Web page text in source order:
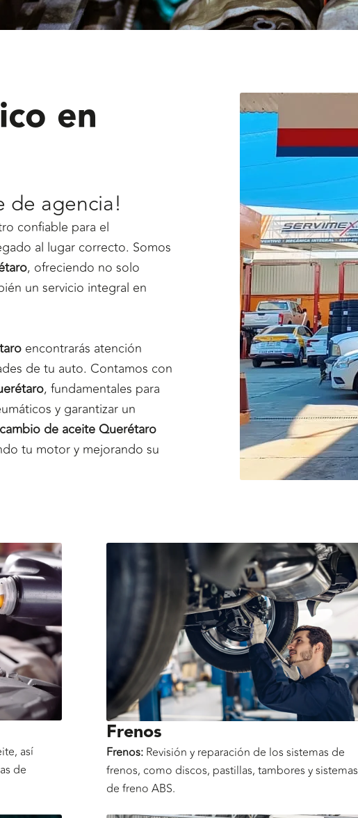
en
de agencia!
confiable para el
al lugar correcto. Somos
, ofreciendo no solo
un servicio integral en
encontrarás atención
de tu auto. Contamos con
, fundamentales para
y garantizar un
cambio de aceite Querétaro
tu motor y mejorando su
así
de
Frenos
Frenos: Revisión y reparación de los sistemas de
frenos, como discos, pastillas, tambores y sistemas
de freno ABS.